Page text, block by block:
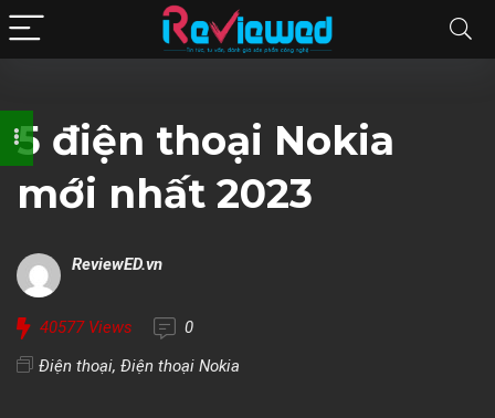
5 điện thoại Nokia
mới nhất 2023
ReviewED.vn
40577Views
0
Điện thoại, Điện thoại Nokia